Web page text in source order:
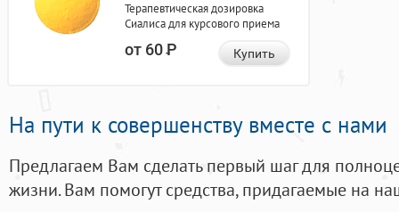
Терапевтическая дозировка
Сиалиса для курсового приема
от 60Р Купить
На пути к совершенству вместе с нами
Предлагаем Вам сделать первый шаг для
жизни. Вам помогут средства, придагаемые на